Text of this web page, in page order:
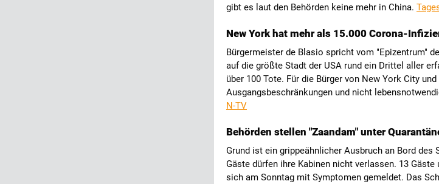
gibt es laut den Behörden keine mehr in China.
New York hat mehr als 15.000 Corona-
Bürgermeister de Blasio spricht vom "Epizentrum"
auf die größte Stadt der USA rund ein Drittel aller
über 100 Tote. Für die Bürger von New York City
Ausgangsbeschränkungen und nicht
N-TV
Behörden stellen "Zaandam" unter
Grund ist ein grippeähnlicher Ausbruch an Bord
Gäste dürfen ihre Kabinen nicht verlassen. 13
sich am Sonntag mit Symptomen gemeldet. Das